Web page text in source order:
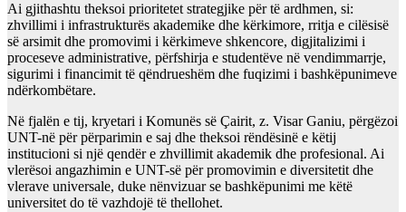
Ai gjithashtu theksoi prioritetet strategjike për të ardhmen, si:
zhvillimi i infrastrukturës akademike dhe kërkimore, rritja e cilësisë
së arsimit dhe promovimi i kërkimeve shkencore, digjitalizimi i
proceseve administrative, përfshirja e studentëve në vendimmarrje,
sigurimi i financimit të qëndrueshëm dhe fuqizimi i bashkëpunimeve
ndërkombëtare.
Në fjalën e tij, kryetari i Komunës së Çairit, z. Visar Ganiu, përgëzoi
UNT-në për përparimin e saj dhe theksoi rëndësinë e këtij
institucioni si një qendër e zhvillimit akademik dhe profesional. Ai
vlerësoi angazhimin e UNT-së për promovimin e diversitetit dhe
vlerave universale, duke nënvizuar se bashkëpunimi me këtë
universitet do të vazhdojë të thellohet.